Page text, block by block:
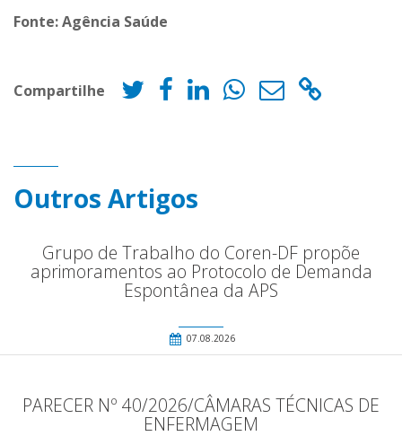
Fonte: Agência Saúde
Compartilhe
Outros Artigos
Grupo de Trabalho do Coren-DF propõe
aprimoramentos ao Protocolo de Demanda
Espontânea da APS
07.08.2026
PARECER Nº 40/2026/CÂMARAS TÉCNICAS DE
ENFERMAGEM